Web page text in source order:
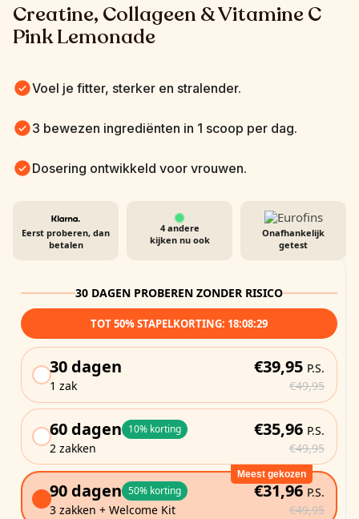
Creatine, Collageen & Vitamine C
Pink Lemonade
Voel je fitter, sterker en stralender.
3 bewezen ingrediënten in 1 scoop per dag.
Dosering ontwikkeld voor vrouwen.
Eerst proberen, dan
betalen
4andere
kijken nu ook
Onafhankelijk
getest
30 DAGEN PROBEREN ZONDER RISICO
TOT 50% STAPELKORTING: 18:08:27
30 dagen
1 zak
€39,95 P.S.
€49,95
60 dagen 10% korting
2 zakken
€35,96 P.S.
€49,95
Meest gekozen
90 dagen 50% korting
3 zakken + Welcome Kit
€31,96 P.S.
€49,95